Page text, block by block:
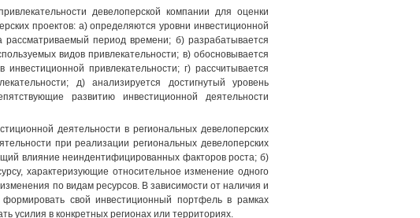
девелоперской компании для оценки
проектов: а) определяются уровни инвестиционной
рассматриваемый период времени; б) разрабатывается
видов привлекательности; в) обосновывается
привлекательности; г) рассчитывается
д) анализируется достигнутый уровень
развитию инвестиционной деятельности
деятельности в региональных девелоперских
при реализации региональных девелоперских
влияние неиндентифицированных факторов роста; б)
характеризующие относительное изменение одного
по видам ресурсов. В зависимости от наличия и
свой инвестиционный портфель в рамках
усилия в конкретных регионах или территориях.